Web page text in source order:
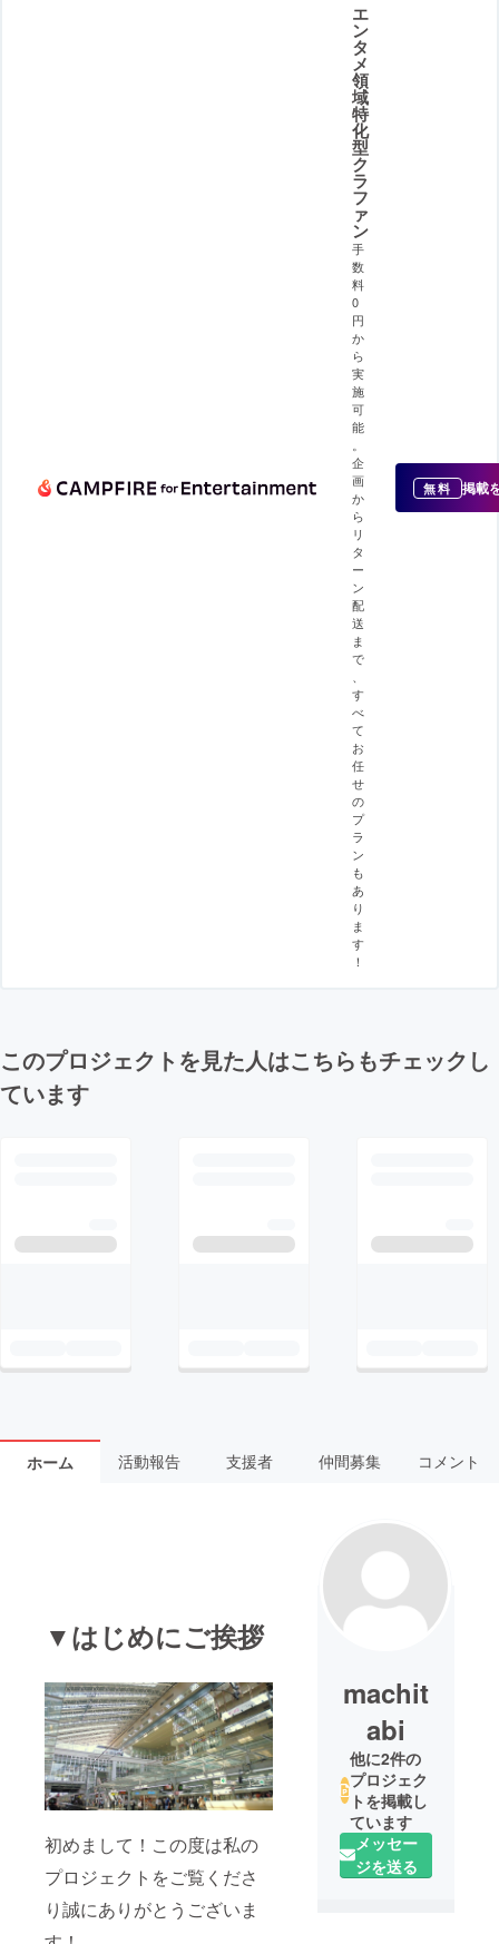
エ
ン
タ
メ
領
域
特
化
型
ク
ラ
フ
ァ
ン
手
数
料
0
円
か
ら
実
施
可
能
企
画
か
ら
リ
タ
ー
ン
配
送
ま
で
す
べ
て
お
任
せ
の
プ
ラ
ン
も
あ
り
ま
す
！
無料 掲載
このプロジェクトを見た人はこちらもチェックし
ています
ホーム 活動報告 支援者 仲間募集 コメント
▼はじめにご挨拶
初めまして！この度は私の
プロジェクトをご覧くださ
り誠にありがとうございま
machit
abi
他に2件の
プロジェク
トを掲載し
ています
メッセー
ジを送る